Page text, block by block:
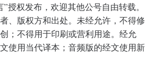
授权发布，欢迎其他公号自由转载。
、版权方和出处。未经允许，不得修
；不得用于印刷或营利用途。经允
使用当代译本；音频版的经文使用新